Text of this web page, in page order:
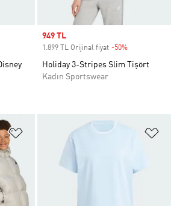
Sale price
949 TL
1.899 TL Orijinal fiyat -50%
Holiday 3-Stripes Slim Tişört
Kadın Sportswear
Favori Listesine Ekle